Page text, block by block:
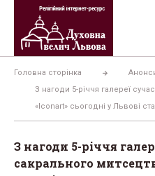
Перейти
вмісту
Головна сторінка
З нагоди 5-річчя галереї
«Іconart» сьогодні у Львові
З нагоди 5-річчя
сакрального